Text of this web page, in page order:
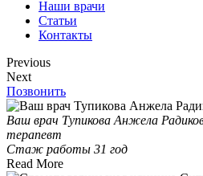
Наши врачи
Статьи
Контакты
Previous
Next
Позвонить
Ваш врач Тупикова Анжела
терапевт
Стаж работы 31 год
Read More